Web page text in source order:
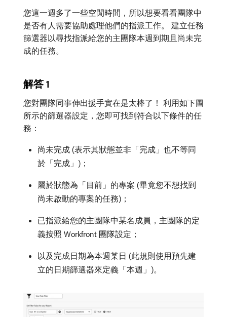
您這一週多了一些空閒時間，所以想要看看團隊中
是否有人需要協助處理他們的指派工作。 建立任務
篩選器以尋找指派給您的主團隊本週到期且尚未完
成的任務。
解答 1
您對團隊同事伸出援手實在是太棒了！ 利用如下圖
所示的篩選器設定，您即可找到符合以下條件的任
務：
尚未完成 (表示其狀態並非「完成」也不等同
於「完成」)；
屬於狀態為「目前」的專案 (畢竟您不想找到
尚未啟動的專案的任務)；
已指派給您的主團隊中某名成員，主團隊的定
義按照 Workfront 團隊設定；
以及完成日期為本週某日 (此規則使用預先建
立的日期篩選器來定義「本週」)。